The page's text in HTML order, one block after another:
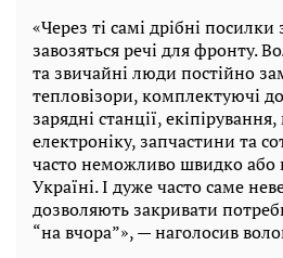
«Через ті самі дрібні посилки
завозяться речі для фронту.
та звичайні люди постійно
тепловізори, комплектуючі
зарядні станції,
електроніку, запчастини та
часто неможливо швидко або
Україні. І дуже часто саме
дозволяють закривати
“на вчора”», — наголосив